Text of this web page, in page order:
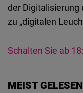
der Digitalisierung
zu „digitalen
Schalten Sie ab
MEIST GELESEN